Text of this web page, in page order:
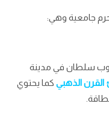
جامعية وهي:
سلطان في مدينة
الذهبي كما يحتوي